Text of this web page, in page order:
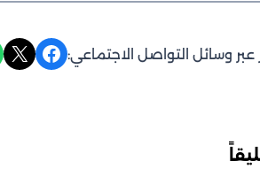
عبر وسائل التواصل الاجتماعي: Share on Facebook
Share on X